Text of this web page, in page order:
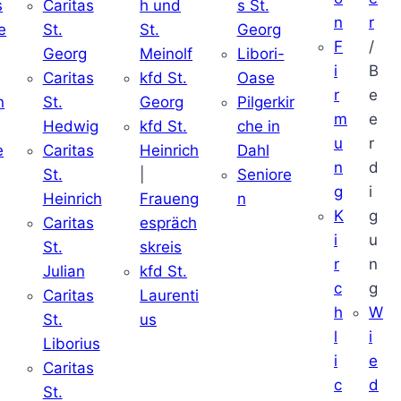
Caritas
St.
Georg
Caritas
St.
Hedwig
Caritas
St.
Heinrich
Caritas
St.
Julian
Caritas
St.
Liborius
Caritas
St.
h und
St.
Meinolf
kfd St.
Georg
kfd St.
Heinrich
Fraueng
espräch
skreis
kfd St.
Laurenti
us
s St.
Georg
Libori-
Oase
Pilgerkir
che in
Dahl
Seniore
n
n
F
i
r
m
u
n
g
K
i
r
c
h
l
i
c
r
/
B
e
e
r
d
i
g
u
n
g
W
i
e
d